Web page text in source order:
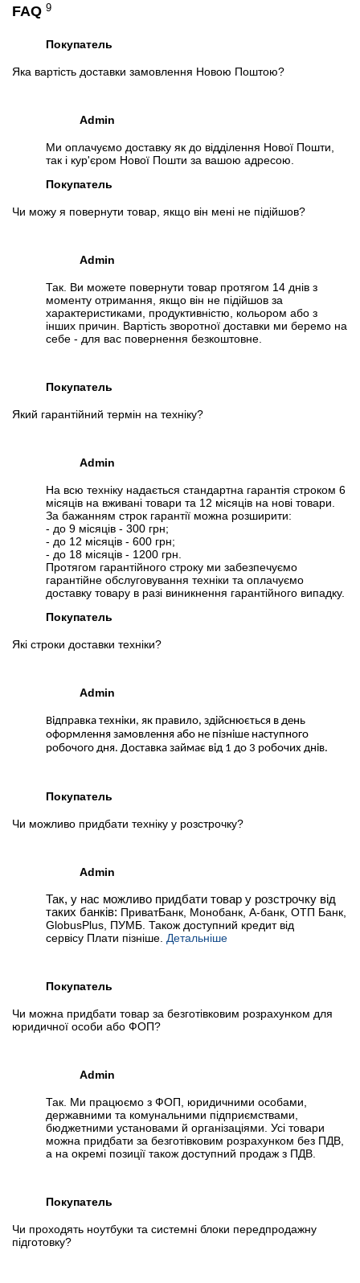
FAQ 9
Покупатель
Яка вартість доставки замовлення Новою Поштою?
Admin
Ми оплачуємо доставку як до відділення Нової Пошти,
так і кур'єром Нової Пошти за вашою адресою.
Покупатель
Чи можу я повернути товар, якщо він мені не підійшов?
Admin
Так. Ви можете повернути товар протягом 14 днів з
моменту отримання, якщо він не підійшов за
характеристиками, продуктивністю, кольором або з
інших причин. Вартість зворотної доставки ми беремо на
себе - для вас повернення безкоштовне.
Покупатель
Який гарантійний термін на техніку?
Admin
На всю техніку надається стандартна гарантія строком 6
місяців на вживані товари та 12 місяців на нові товари.
За бажанням строк гарантії можна розширити:
- до 9 місяців - 300 грн;
- до 12 місяців - 600 грн;
- до 18 місяців - 1200 грн.
Протягом гарантійного строку ми забезпечуємо
гарантійне обслуговування техніки та оплачуємо
доставку товару в разі виникнення гарантійного випадку.
Покупатель
Які строки доставки техніки?
Admin
Відправка техніки, як правило, здійснюється в день
оформлення замовлення або не пізніше наступного
робочого дня. Доставка займає від 1 до 3 робочих днів.
Покупатель
Чи можливо придбати техніку у розстрочку?
Admin
Так, у нас можливо придбати товар у розстрочку від
таких банків: ПриватБанк, Монобанк, А-банк, ОТП Банк,
GlobusPlus, ПУМБ. Також доступний кредит від
сервісу Плати пізніше. Детальніше
Покупатель
Чи можна придбати товар за безготівковим розрахунком для
юридичної особи або ФОП?
Admin
Так. Ми працюємо з ФОП, юридичними особами,
державними та комунальними підприємствами,
бюджетними установами й організаціями. Усі товари
можна придбати за безготівковим розрахунком без ПДВ,
а на окремі позиції також доступний продаж з ПДВ.
Покупатель
Чи проходять ноутбуки та системні блоки передпродажну
підготовку?